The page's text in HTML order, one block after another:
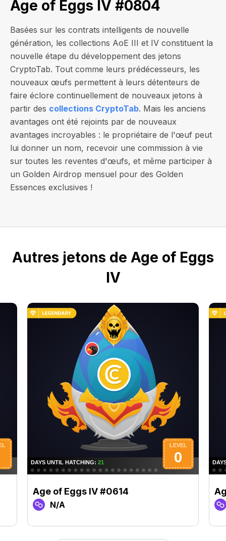
Age of Eggs IV #0804
Basées sur les contrats intelligents de nouvelle
génération, les collections AoE III et IV constituent la
nouvelle étape du développement des jetons
CryptoTab. Tout comme leurs prédécesseurs, les
nouveaux œufs permettent à leurs détenteurs de
faire éclore continuellement de nouveaux jetons à
partir des collections CryptoTab. Mais les anciens
avantages ont été rejoints par de nouveaux
avantages incroyables : le propriétaire de l'œuf peut
lui donner un nom, recevoir une commission à vie
sur toutes les reventes d'œufs, et même participer à
un Golden Airdrop mensuel pour des Golden
Essences exclusives !
Autres jetons de Age of Eggs
IV
Age of Eggs IV #0614
N/A